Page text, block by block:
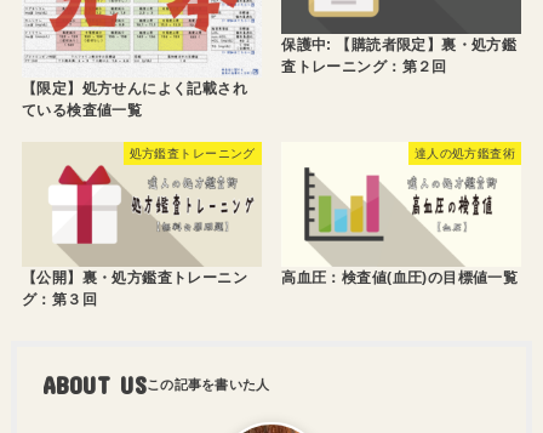
【限定】処方せんによく記載され
ている検査値一覧
保護中: 【購読者限定】裏・処方鑑
査トレーニング：第２回
処方鑑査トレーニング
【公開】裏・処方鑑査トレーニン
グ：第３回
達人の処方鑑査術
高血圧：検査値(血圧)の目標値一覧
ABOUT US